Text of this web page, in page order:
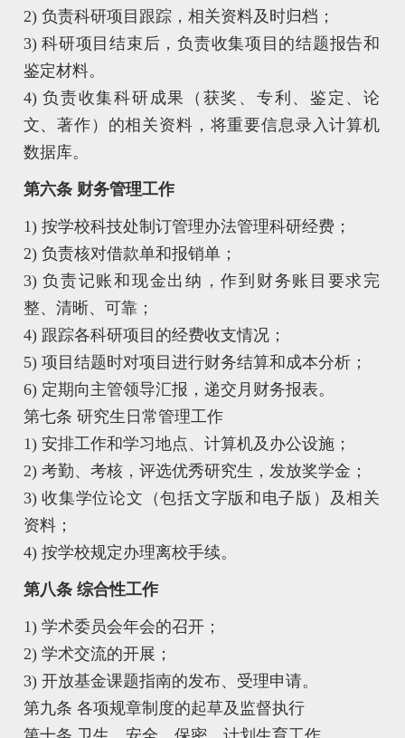
2) 负责科研项目跟踪，相关资料及时归档；
3) 科研项目结束后，负责收集项目的结题报告和
鉴定材料。
4) 负责收集科研成果（获奖、专利、鉴定、论
文、著作）的相关资料，将重要信息录入计算机
数据库。
第六条 财务管理工作
1) 按学校科技处制订管理办法管理科研经费；
2) 负责核对借款单和报销单；
3) 负责记账和现金出纳，作到财务账目要求完
整、清晰、可靠；
4) 跟踪各科研项目的经费收支情况；
5) 项目结题时对项目进行财务结算和成本分析；
6) 定期向主管领导汇报，递交月财务报表。
第七条 研究生日常管理工作
1) 安排工作和学习地点、计算机及办公设施；
2) 考勤、考核，评选优秀研究生，发放奖学金；
3) 收集学位论文（包括文字版和电子版）及相关
资料；
4) 按学校规定办理离校手续。
第八条 综合性工作
1) 学术委员会年会的召开；
2) 学术交流的开展；
3) 开放基金课题指南的发布、受理申请。
第九条 各项规章制度的起草及监督执行